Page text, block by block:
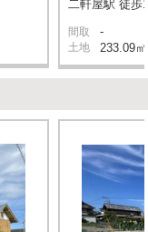
二軒屋駅 徒歩
間取 -
土地 233.09㎡